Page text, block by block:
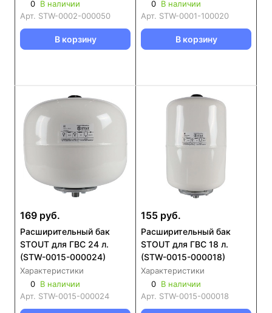
0 В наличии
Арт. STW-0002-000050
В корзину
0 В наличии
Арт. STW-0001-100020
В корзину
169 руб.
Расширительный бак
STOUT для ГВС 24 л.
(STW-0015-000024)
Характеристики
0 В наличии
Арт. STW-0015-000024
155 руб.
Расширительный бак
STOUT для ГВС 18 л.
(STW-0015-000018)
Характеристики
0 В наличии
Арт. STW-0015-000018